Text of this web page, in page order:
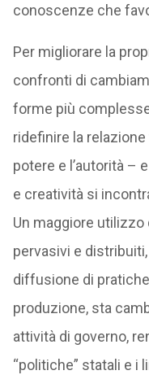
conoscenze che
Per migliorare la
confronti di
forme più
ridefinire la relazione
potere e l’autorità –
e creatività si
Un maggiore
pervasivi e
diffusione di
produzione, sta
attività di governo,
“politiche” statali e i